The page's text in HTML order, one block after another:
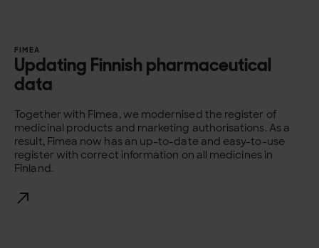
FIMEA
Updating Finnish pharmaceutical
data
Together with Fimea, we modernised the register of
medicinal products and marketing authorisations. As a
result, Fimea now has an up-to-date and easy-to-use
register with correct information on all medicines in
Finland.